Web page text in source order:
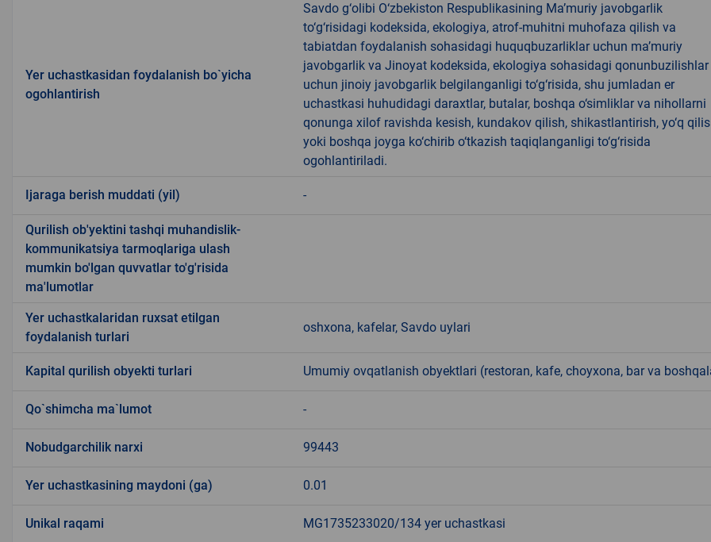
Yer uchastkasidan foydalanish bo`yicha
ogohlantirish
Savdo g‘olibi O‘zbekiston Respublikasining Ma’muriy javobgarlik
to‘g‘risidagi kodeksida, ekologiya, atrof-muhitni muhofaza qilish va
tabiatdan foydalanish sohasidagi huquqbuzarliklar uchun ma’muriy
javobgarlik va Jinoyat kodeksida, ekologiya sohasidagi qonunbuzilishlar
uchun jinoiy javobgarlik belgilanganligi to‘g‘risida, shu jumladan er
uchastkasi huhudidagi daraxtlar, butalar, boshqa o‘simliklar va nihollarni
qonunga xilof ravishda kesish, kundakov qilish, shikastlantirish, yo‘q
yoki boshqa joyga ko‘chirib o‘tkazish taqiqlanganligi to‘g‘risida
ogohlantiriladi.
Ijaraga berish muddati (yil) -
Qurilish ob'yektini tashqi muhandislik-
kommunikatsiya tarmoqlariga ulash
mumkin bo'lgan quvvatlar to'g'risida
ma'lumotlar
Yer uchastkalaridan ruxsat etilgan
foydalanish turlari
oshxona, kafelar, Savdo uylari
Kapital qurilish obyekti turlari Umumiy ovqatlanish obyektlari (restoran, kafe, choyxona, bar va
Qo`shimcha ma`lumot -
Nobudgarchilik narxi 99443
Yer uchastkasining maydoni (ga) 0.01
Unikal raqami MG1735233020/134 yer uchastkasi